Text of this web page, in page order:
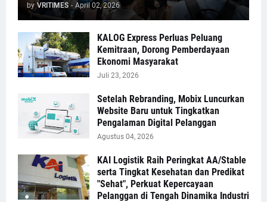
by VRITIMES - April 02, 2026
KALOG Express Perluas Peluang
Kemitraan, Dorong Pemberdayaan
Ekonomi Masyarakat
Juli 23, 2026
Setelah Rebranding, Mobix Luncurkan
Website Baru untuk Tingkatkan
Pengalaman Digital Pelanggan
Agustus 04, 2026
KAI Logistik Raih Peringkat AA/Stable
serta Tingkat Kesehatan dan Predikat
"Sehat", Perkuat Kepercayaan
Pelanggan di Tengah Dinamika Industri